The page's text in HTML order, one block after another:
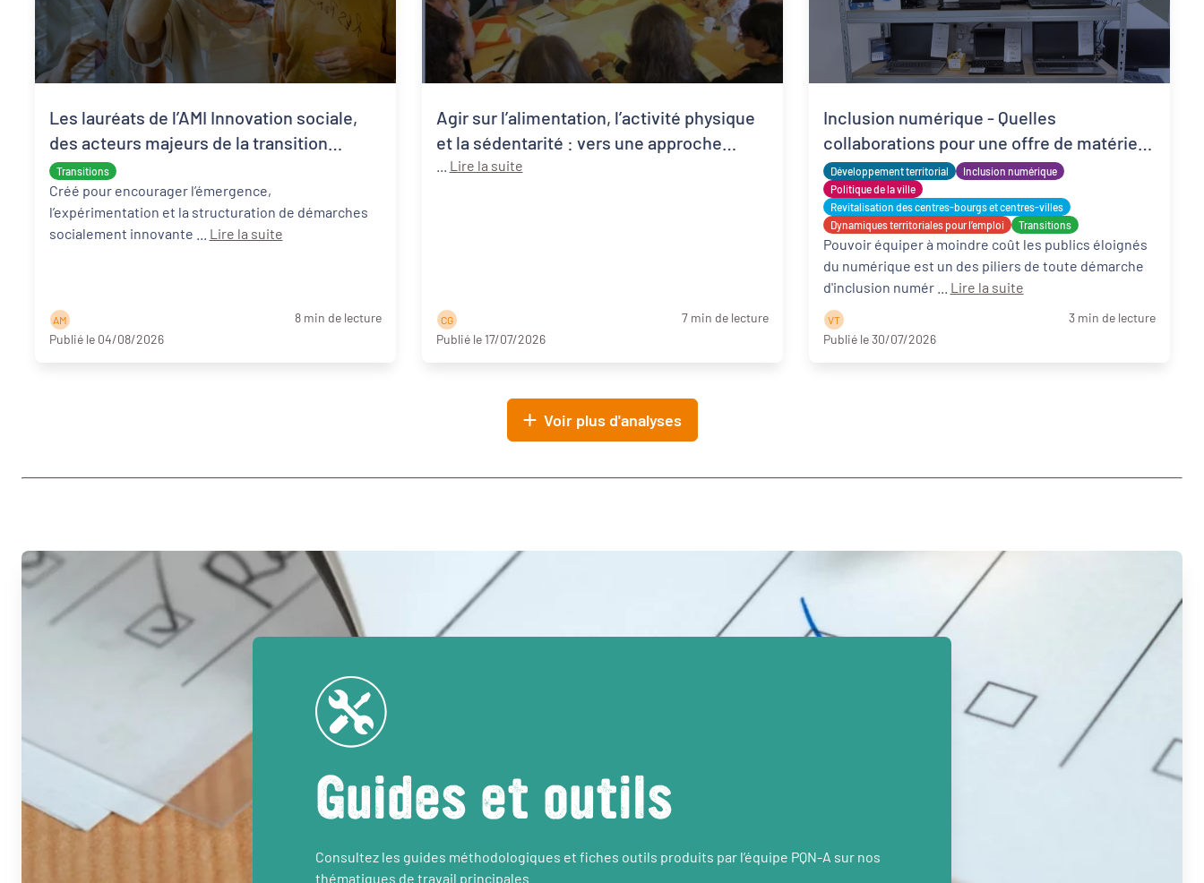
Transitions
Les lauréats de l’AMI Innovation sociale,
des acteurs majeurs de la transition
écologique et sociale
Créé pour encourager l’émergence,
l’expérimentation et la structuration de démarches
Lire la suite
A M
8 min de lecture
Publié le 04/08/2026
Agir sur l’alimentation, l’activité physique
et la sédentarité : vers une approche
systémique de la santé publique
Lire la suite
C G
7 min de lecture
Publié le 17/07/2026
Développement territorial
Inclusion numérique
Politique de la ville
Revitalisation des centres-bourgs et centres-villes
Dynamiques territoriales pour l’emploi
Transitions
Inclusion numérique - Quelles
collaborations pour une offre de matériels
reconditionnés locale, solidaire et adaptée
?
Pouvoir équiper à moindre coût les publics éloignés
du numérique est un des piliers de toute démarche
Lire la suite
V T
3 min de lecture
Publié le 30/07/2026
Voir plus d'analyses
Guides et outils
Consultez les guides méthodologiques et fiches outils produits par l’équipe PQN-A sur nos
thématiques de travail principales.